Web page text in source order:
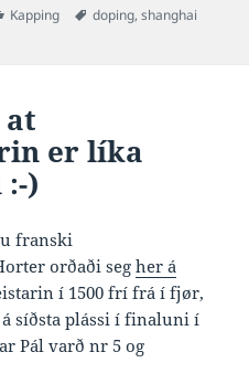
Categories
Kapping Tags
doping,shanghai
Cielo svimja og ikki Subirats ?
er líka
)
franski
orðaði segher á
í 1500 frí frá í fjør,
síðsta plássi í finaluni í
Pál varð nr 5 og